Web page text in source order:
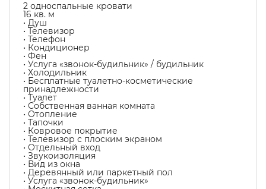
2 односпальные кровати
16 кв. м
• Душ
• Телевизор
• Телефон
• Кондиционер
• Фен
• Услуга «звонок-будильник» / будильник
• Холодильник
• Бесплатные туалетно-косметические
принадлежности
• Туалет
• Собственная ванная комната
• Отопление
• Тапочки
• Ковровое покрытие
• Телевизор с плоским экраном
• Отдельный вход
• Звукоизоляция
• Вид из окна
• Деревянный или паркетный пол
• Услуга «звонок-будильник»